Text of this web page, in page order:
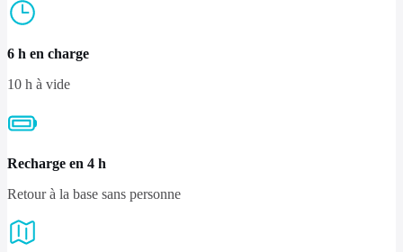
6 h en charge
10 h à vide
Recharge en 4 h
Retour à la base sans personne